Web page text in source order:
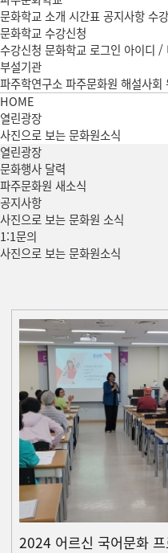
문화학교 소개 시간표공지사항수
문화학교 수강신청
수강신청 문화학교 로그인 아이디 /
부설기관
파주학연구소파주문화원 해설사회
HOME
열린광장
사진으로 보는 문화원소식
열린광장
문화행사 달력
파주문화원 새소식
공지사항
사진으로 보는 문화원 소식
1:1문의
사진으로 보는 문화원소식
2024 어르신 국어문화